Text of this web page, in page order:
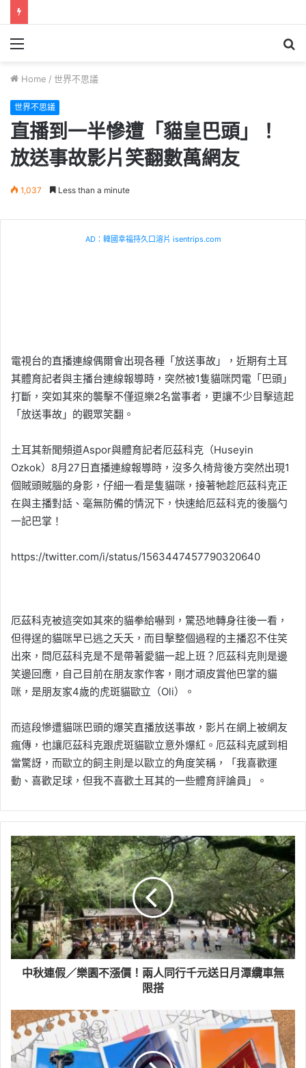
Menu
Home / 世界不思議
世界不思議
直播到一半慘遭「貓皇巴頭」！
放送事故影片笑翻數萬網友
1,037 Less than a minute
AD：韓國幸福持久口溶片 isentrips.com
電視台的直播連線偶爾會出現各種「放送事故」，近期有土耳
其體育記者與主播台連線報導時，突然被1隻貓咪閃電「巴頭」
打斷，突如其來的襲擊不僅逗樂2名當事者，更讓不少目擊這起
「放送事故」的觀眾笑翻。
土耳其新聞頻道Aspor與體育記者厄茲科克（Huseyin
Ozkok）8月27日直播連線報導時，沒多久椅背後方突然出現1
個賊頭賊腦的身影，仔細一看是隻貓咪，接著牠趁厄茲科克正
在與主播對話、毫無防備的情況下，快速給厄茲科克的後腦勺
一記巴掌！
https://twitter.com/i/status/1563447457790320640
厄茲科克被這突如其來的貓拳給嚇到，驚恐地轉身往後一看，
但得逞的貓咪早已逃之夭夭，而目擊整個過程的主播忍不住笑
出來，問厄茲科克是不是帶著愛貓一起上班？厄茲科克則是邊
笑邊回應，自己目前在朋友家作客，剛才頑皮賞他巴掌的貓
咪，是朋友家4歲的虎斑貓歐立（Oli）。
而這段慘遭貓咪巴頭的爆笑直播放送事故，影片在網上被網友
瘋傳，也讓厄茲科克跟虎斑貓歐立意外爆紅。厄茲科克感到相
當驚訝，而歐立的飼主則是以歐立的角度笑稱，「我喜歡運
動、喜歡足球，但我不喜歡土耳其的一些體育評論員」。
中秋連假／樂園不漲價！兩人同行千元送日月潭纜車無
限搭